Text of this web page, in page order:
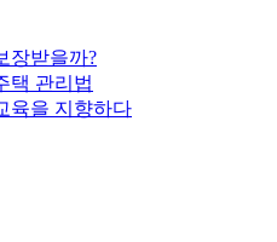
장받을까?
택 관리법
육을 지향하다